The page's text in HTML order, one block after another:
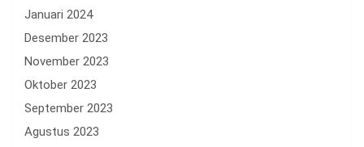
Januari 2024
Desember 2023
November 2023
Oktober 2023
September 2023
Agustus 2023